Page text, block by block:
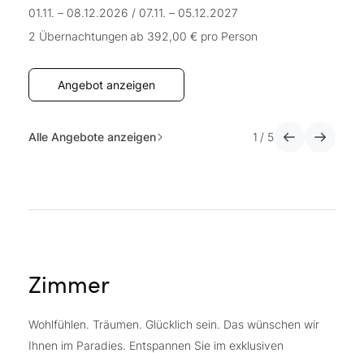
01.11. – 08.12.2026 / 07.11. – 05.12.2027
2 Übernachtungen ab 392,00 € pro Person
Angebot anzeigen
Alle Angebote anzeigen 1 / 5
Zimmer
Wohlfühlen. Träumen. Glücklich sein. Das wünschen wir
Ihnen im Paradies. Entspannen Sie im exklusiven